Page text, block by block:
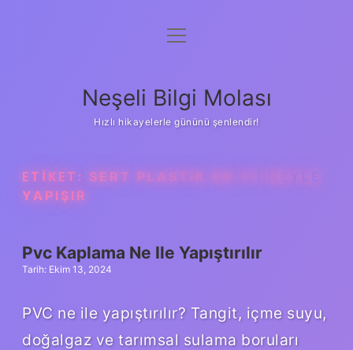
Anasayfa
Yasal Uyarı
menüyü
Neşeli Bilgi Molası
Hızlı hikayelerle gününü şenlendir!
ETIKET: SERT PLASTIK EN IYI NEYLE
YAPIŞIR
Pvc Kaplama Ne Ile Yapıştırılır
Tarih: Ekim 13, 2024
PVC ne ile yapıştırılır? Tangit, içme suyu,
doğalgaz ve tarımsal sulama boruları